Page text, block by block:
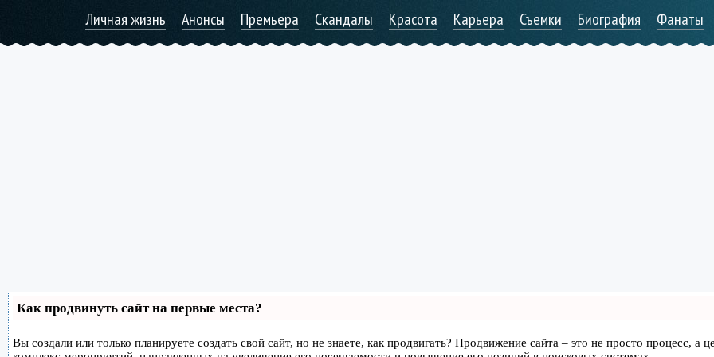
Личная жизнь Анонсы Премьера Скандалы Красота Карьера Съемки Биография Фанаты
Как продвинуть сайт на первые места?
Вы создали или только планируете создать свой сайт, но не знаете, как продвигать? Продвижение сайта – это не просто процесс, а